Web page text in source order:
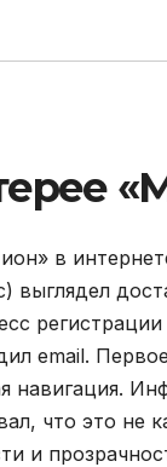
в
выглядел
email.
навигация.
что это не
и